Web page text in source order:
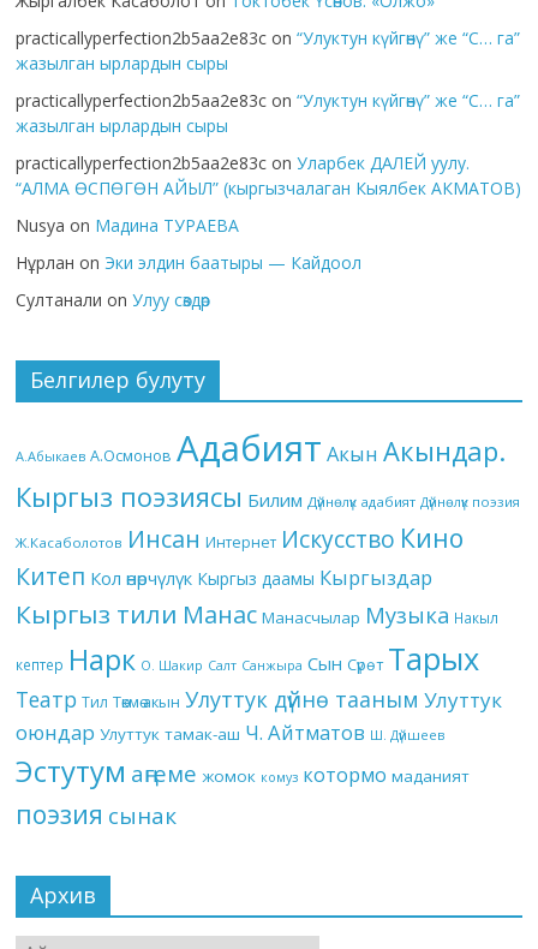
practicallyperfection2b5aa2e83c on“Улуктун күйгөнү” же “С… га”
жазылган ырлардын сыры
practicallyperfection2b5aa2e83c on“Улуктун күйгөнү” же “С… га”
жазылган ырлардын сыры
practicallyperfection2b5aa2e83c onУларбек ДАЛЕЙ уулу.
“АЛМА ӨСПӨГӨН АЙЫЛ” (кыргызчалаган Кыялбек АКМАТОВ)
Nusya on Мадина ТУРАЕВА
Нұрлан on Эки элдин баатыры — Кайдоол
Султанали onУлуу сөздөр
Белгилер булуту
А.Абыкаев А.Осмонов Адабият Акын Акындар.
Кыргыз поэзиясы Билим Дүйнөлүк адабият Дүйнөлүк поэзия
Ж.Касаболотов Инсан Интернет Искусство Кино
Китеп Кол өнөрчүлүк Кыргыз даамы Кыргыздар
Кыргыз тили Манас Манасчылар Музыка Накыл
кептер Нарк О. Шакир Салт Санжыра Сын Сүрөт Тарых
Театр Тил Төкмө акын Улуттук дүйнө тааным Улуттук
оюндар Улуттук тамак-аш Ч. Айтматов Ш. Дүйшеев
Эстутум аңгеме жомок комуз котормо маданият
поэзия сынак
Архив